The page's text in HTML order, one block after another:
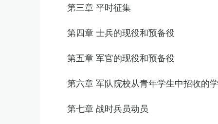
第三章 平时征集
第四章 士兵的现役和预备役
第五章 军官的现役和预备役
第六章 军队院校从青年学生中招收的
第七章 战时兵员动员